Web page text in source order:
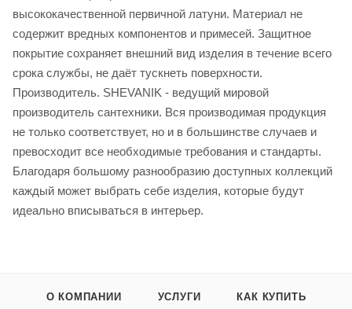
высококачественной первичной латуни. Материал не
содержит вредных компонентов и примесей. Защитное
покрытие сохраняет внешний вид изделия в течение всего
срока службы, не даёт тускнеть поверхности.
Производитель. SHEVANIK - ведущий мировой
производитель сантехники. Вся производимая продукция
не только соответствует, но и в большинстве случаев и
превосходит все необходимые требования и стандарты.
Благодаря большому разнообразию доступных коллекций
каждый может выбрать себе изделия, которые будут
идеально вписываться в интерьер.
О КОМПАНИИ УСЛУГИ КАК КУПИТЬ